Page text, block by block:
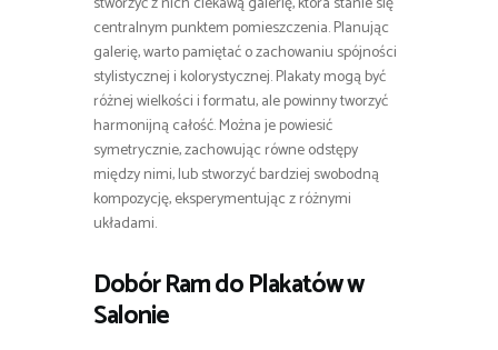
centralnym punktem pomieszczenia. Planując
galerię, warto pamiętać o zachowaniu spójności
stylistycznej i kolorystycznej. Plakaty mogą być
różnej wielkości i formatu, ale powinny tworzyć
harmonijną całość. Można je powiesić
symetrycznie, zachowując równe odstępy
między nimi, lub stworzyć bardziej swobodną
kompozycję, eksperymentując z różnymi
układami.
Dobór Ram do Plakatów w
Salonie